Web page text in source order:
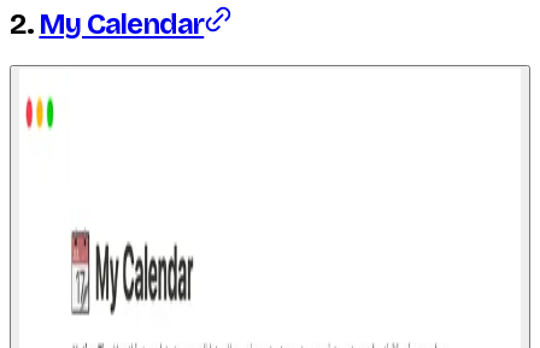
2. My Calendar